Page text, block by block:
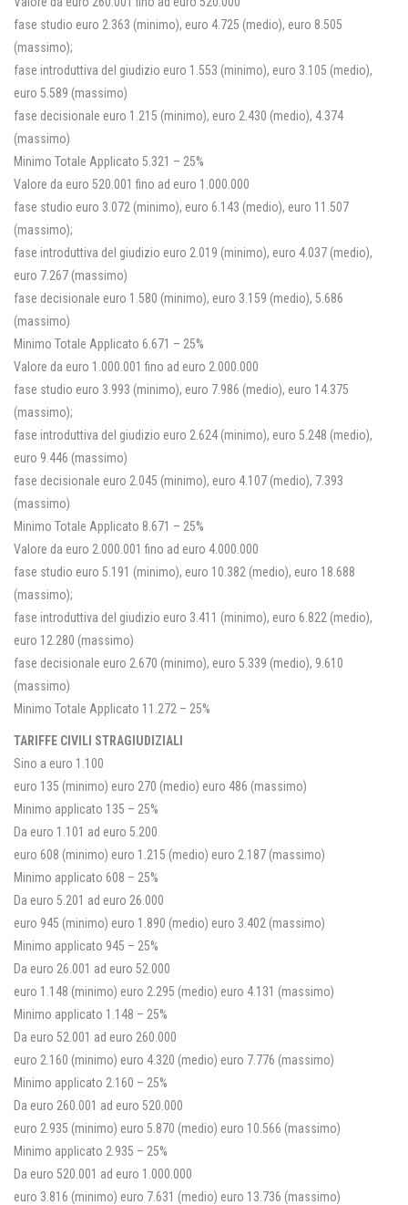
fase studio euro 2.363 (minimo), euro 4.725 (medio), euro 8.505
(massimo);
fase introduttiva del giudizio euro 1.553 (minimo), euro 3.105 (medio),
euro 5.589 (massimo)
fase decisionale euro 1.215 (minimo), euro 2.430 (medio), 4.374
(massimo)
Minimo Totale Applicato 5.321 – 25%
Valore da euro 520.001 fino ad euro 1.000.000
fase studio euro 3.072 (minimo), euro 6.143 (medio), euro 11.507
(massimo);
fase introduttiva del giudizio euro 2.019 (minimo), euro 4.037 (medio),
euro 7.267 (massimo)
fase decisionale euro 1.580 (minimo), euro 3.159 (medio), 5.686
(massimo)
Minimo Totale Applicato 6.671 – 25%
Valore da euro 1.000.001 fino ad euro 2.000.000
fase studio euro 3.993 (minimo), euro 7.986 (medio), euro 14.375
(massimo);
fase introduttiva del giudizio euro 2.624 (minimo), euro 5.248 (medio),
euro 9.446 (massimo)
fase decisionale euro 2.045 (minimo), euro 4.107 (medio), 7.393
(massimo)
Minimo Totale Applicato 8.671 – 25%
Valore da euro 2.000.001 fino ad euro 4.000.000
fase studio euro 5.191 (minimo), euro 10.382 (medio), euro 18.688
(massimo);
fase introduttiva del giudizio euro 3.411 (minimo), euro 6.822 (medio),
euro 12.280 (massimo)
fase decisionale euro 2.670 (minimo), euro 5.339 (medio), 9.610
(massimo)
Minimo Totale Applicato 11.272 – 25%
TARIFFE CIVILI STRAGIUDIZIALI
Sino a euro 1.100
euro 135 (minimo) euro 270 (medio) euro 486 (massimo)
Minimo applicato 135 – 25%
Da euro 1.101 ad euro 5.200
euro 608 (minimo) euro 1.215 (medio) euro 2.187 (massimo)
Minimo applicato 608 – 25%
Da euro 5.201 ad euro 26.000
euro 945 (minimo) euro 1.890 (medio) euro 3.402 (massimo)
Minimo applicato 945 – 25%
Da euro 26.001 ad euro 52.000
euro 1.148 (minimo) euro 2.295 (medio) euro 4.131 (massimo)
Minimo applicato 1.148 – 25%
Da euro 52.001 ad euro 260.000
euro 2.160 (minimo) euro 4.320 (medio) euro 7.776 (massimo)
Minimo applicato 2.160 – 25%
Da euro 260.001 ad euro 520.000
euro 2.935 (minimo) euro 5.870 (medio) euro 10.566 (massimo)
Minimo applicato 2.935 – 25%
Da euro 520.001 ad euro 1.000.000
euro 3.816 (minimo) euro 7.631 (medio) euro 13.736 (massimo)